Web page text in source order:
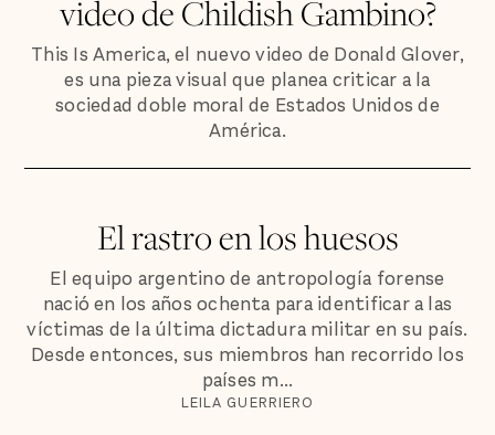
video de Childish Gambino?
This Is America, el nuevo video de Donald Glover,
es una pieza visual que planea criticar a la
sociedad doble moral de Estados Unidos de
América.
El rastro en los huesos
El equipo argentino de antropología forense
nació en los años ochenta para identificar a las
víctimas de la última dictadura militar en su país.
Desde entonces, sus miembros han recorrido los
países m...
LEILA GUERRIERO